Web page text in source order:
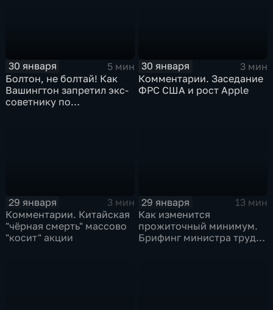
30 января
5 мин
Болтон, не болтай! Как
Вашингтон запретил экс-
советнику по
30 января
3 мин
Комментарии. Заседание
ФРС США и рост Apple
29 января
3 мин
Комментарии. Китайская
"чёрная смерть" массово
"косит" акции
29 января
13 мин
Как изменится
прожиточный минимум.
Брифинг министра труда